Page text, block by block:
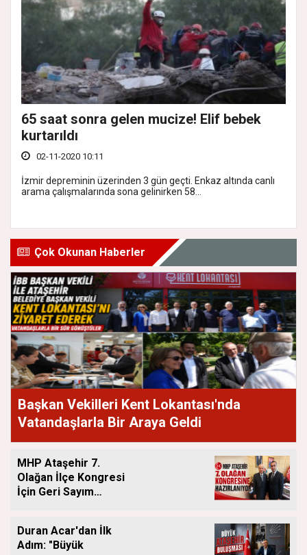
65 saat sonra gelen mucize! Elif bebek
kurtarıldı
02-11-2020 10:11
İzmir depreminin üzerinden 3 gün geçti. Enkaz altında canlı
arama çalışmalarında sona gelinirken 58...
Çok Okunan Haberler
Başkan Vekilleri Kent Lokantası'nda
Vatandaşlarla Bir Araya Geldi
MHP Ataşehir 7.
Olağan İlçe Kongresi
İçin Geri Sayım
Duran Acar'dan İlk
Adım: "Büyük